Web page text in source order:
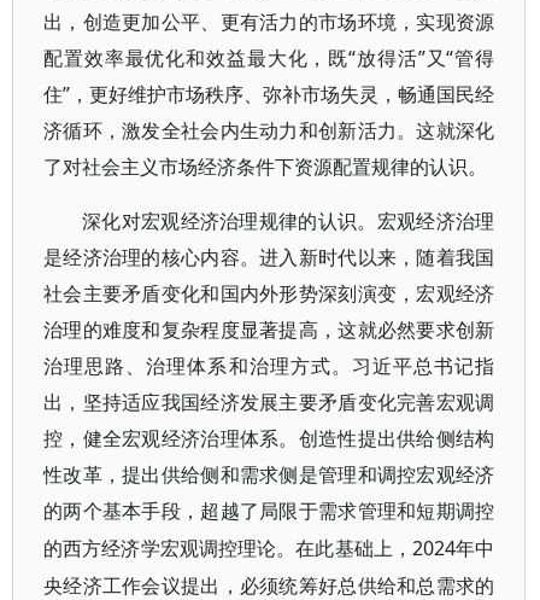
出，创造更加公平、更有活力的市场环境，实现资源
配置效率最优化和效益最大化，既“放得活”又“管得
住”，更好维护市场秩序、弥补市场失灵，畅通国民经
济循环，激发全社会内生动力和创新活力。这就深化
了对社会主义市场经济条件下资源配置规律的认识。
深化对宏观经济治理规律的认识。宏观经济治理
是经济治理的核心内容。进入新时代以来，随着我国
社会主要矛盾变化和国内外形势深刻演变，宏观经济
治理的难度和复杂程度显著提高，这就必然要求创新
治理思路、治理体系和治理方式。习近平总书记指
出，坚持适应我国经济发展主要矛盾变化完善宏观调
控，健全宏观经济治理体系。创造性提出供给侧结构
性改革，提出供给侧和需求侧是管理和调控宏观经济
的两个基本手段，超越了局限于需求管理和短期调控
的西方经济学宏观调控理论。在此基础上， 2024年中
央经济工作会议提出，必须统筹好总供给和总需求的